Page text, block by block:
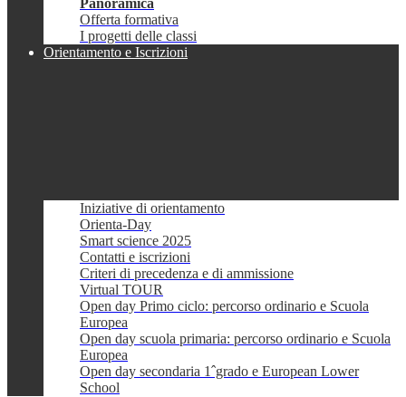
Panoramica
Offerta formativa
I progetti delle classi
Orientamento e Iscrizioni
Iniziative di orientamento
Orienta-Day
Smart science 2025
Contatti e iscrizioni
Criteri di precedenza e di ammissione
Virtual TOUR
Open day Primo ciclo: percorso ordinario e Scuola
Europea
Open day scuola primaria: percorso ordinario e Scuola
Europea
Open day secondaria 1ˆgrado e European Lower
School